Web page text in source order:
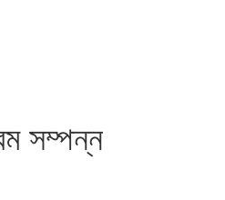
সম্পন্ন